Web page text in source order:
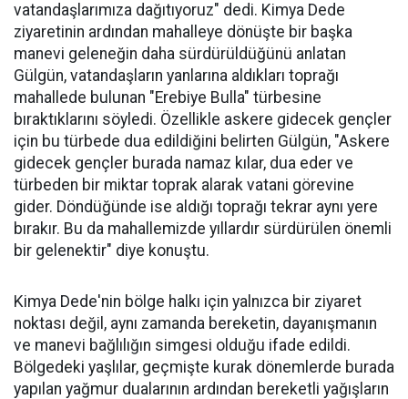
vatandaşlarımıza dağıtıyoruz" dedi. Kimya Dede
ziyaretinin ardından mahalleye dönüşte bir başka
manevi geleneğin daha sürdürüldüğünü anlatan
Gülgün, vatandaşların yanlarına aldıkları toprağı
mahallede bulunan "Erebiye Bulla" türbesine
bıraktıklarını söyledi. Özellikle askere gidecek gençler
için bu türbede dua edildiğini belirten Gülgün, "Askere
gidecek gençler burada namaz kılar, dua eder ve
türbeden bir miktar toprak alarak vatani görevine
gider. Döndüğünde ise aldığı toprağı tekrar aynı yere
bırakır. Bu da mahallemizde yıllardır sürdürülen önemli
bir gelenektir" diye konuştu.
Kimya Dede'nin bölge halkı için yalnızca bir ziyaret
noktası değil, aynı zamanda bereketin, dayanışmanın
ve manevi bağlılığın simgesi olduğu ifade edildi.
Bölgedeki yaşlılar, geçmişte kurak dönemlerde burada
yapılan yağmur dualarının ardından bereketli yağışların